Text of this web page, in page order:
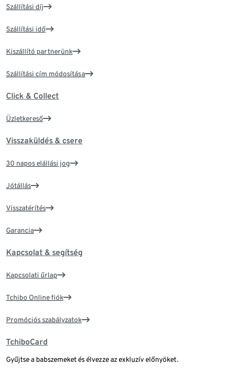
Szállítási díj
Szállítási idő
Kiszállító partnerünk
Szállítási cím módosítása
Click & Collect
Üzletkereső
Visszaküldés & csere
30 napos elállási jog
Jótállás
Visszatérítés
Garancia
Kapcsolat & segítség
Kapcsolati űrlap
Tchibo Online fiók
Promóciós szabályzatok
TchiboCard
Gyűjtse a babszemeket és élvezze az exkluzív előnyöket.